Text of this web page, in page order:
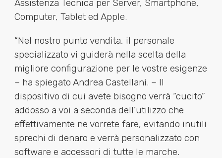
Assistenza Tecnica per Server, Smartphone,
Computer, Tablet ed Apple.
“Nel nostro punto vendita, il personale
specializzato vi guiderà nella scelta della
migliore configurazione per le vostre esigenze
– ha spiegato Andrea Castellani. – Il
dispositivo di cui avete bisogno verrà “cucito”
addosso a voi a seconda dell’utilizzo che
effettivamente ne vorrete fare, evitando inutili
sprechi di denaro e verrà personalizzato con
software e accessori di tutte le marche.